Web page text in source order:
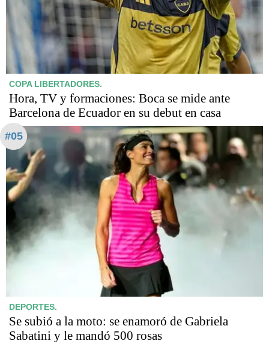
COPA LIBERTADORES.
Hora, TV y formaciones: Boca se mide ante
Barcelona de Ecuador en su debut en casa
#05
DEPORTES.
Se subió a la moto: se enamoró de Gabriela
Sabatini y le mandó 500 rosas